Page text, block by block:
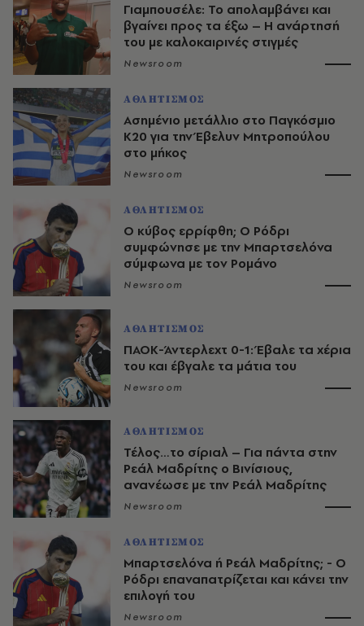
Γιαμπουσέλε: Το απολαμβάνει και
βγαίνει προς τα έξω – Η ανάρτησή
του με καλοκαιρινές στιγμές
Newsroom
ΑΘΛΗΤΙΣΜΟΣ
Ασημένιο μετάλλιο στο Παγκόσμιο
Κ20 για την Έβελυν Μητροπούλου
στο μήκος
Newsroom
ΑΘΛΗΤΙΣΜΟΣ
O κύβος ερρίφθη; Ο Ρόδρι
συμφώνησε με την Μπαρτσελόνα
σύμφωνα με τον Ρομάνο
Newsroom
ΑΘΛΗΤΙΣΜΟΣ
ΠΑΟΚ-Άντερλεχτ 0-1: Έβαλε τα χέρια
του και έβγαλε τα μάτια του
Newsroom
ΑΘΛΗΤΙΣΜΟΣ
Τέλος…το σίριαλ – Για πάντα στην
Ρεάλ Μαδρίτης ο Βινίσιους,
ανανέωσε με την Ρεάλ Μαδρίτης
Newsroom
ΑΘΛΗΤΙΣΜΟΣ
Μπαρτσελόνα ή Ρεάλ Μαδρίτης; - Ο
Ρόδρι επαναπατρίζεται και κάνει την
επιλογή του
Newsroom